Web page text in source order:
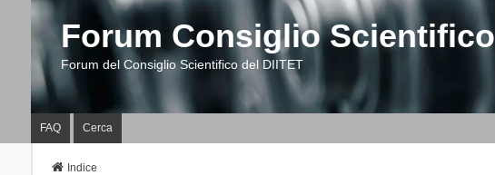
Forum Consiglio Scientifico
Forum del Consiglio Scientifico del DIITET
FAQ Cerca
Indice